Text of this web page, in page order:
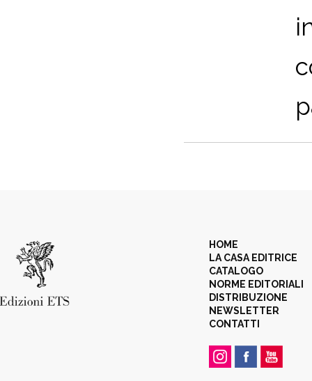
HOME
LA CASA EDITRICE
CATALOGO
NORME EDITORIALI
DISTRIBUZIONE
NEWSLETTER
CONTATTI